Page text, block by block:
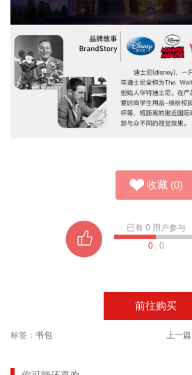
收藏 (0)
已有 0 用户参与
0: 0
前往购买
标签： 书包 上一篇